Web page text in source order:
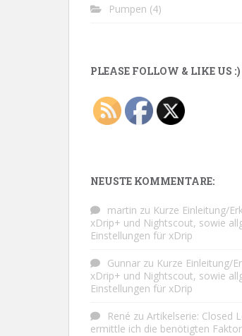
Pumpen (4)
PLEASE FOLLOW & LIKE US :)
NEUSTE KOMMENTARE:
martin zu Kurze Einleitung/
xDrip+ und Nightscout, sowie
Einstellungen für xDrip
Gunnar zu Kurze Einleitung/
xDrip+ und Nightscout, sowie
Einstellungen für xDrip
René zu Artikelserie: Closed
ermittle ich die benötigten